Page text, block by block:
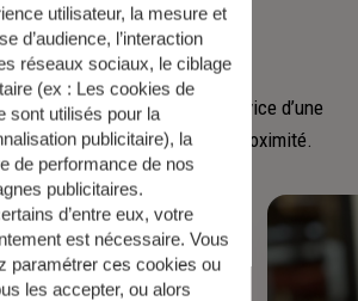
équipe
met son savoir‑faire au service d’une
l’écoute, la confiance et la proximité.
utilisateur, la mesure et
d’audience, l’interaction
réseaux sociaux, le ciblage
(ex : Les cookies de
sont utilisés pour la
publicitaire), la
de performance de nos
publicitaires.
d’entre eux, votre
est nécessaire. Vous
paramétrer ces cookies ou
les accepter, ou alors